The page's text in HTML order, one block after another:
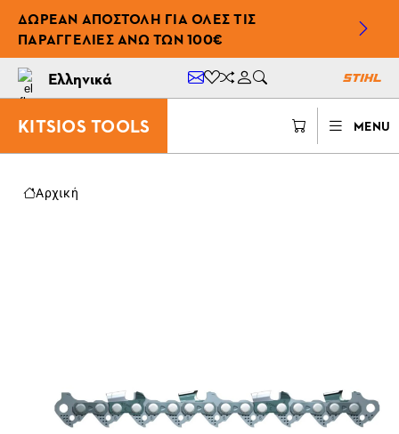
ΔΩΡΕΆΝ ΑΠΟΣΤΟΛΉ ΓΙΑ ΌΛΕΣ ΤΙΣ
ΠΑΡΑΓΓΕΛΊΕΣ ΆΝΩ ΤΩΝ 100€
Ελληνικά
KITSIOS TOOLS MENU
Αρχική